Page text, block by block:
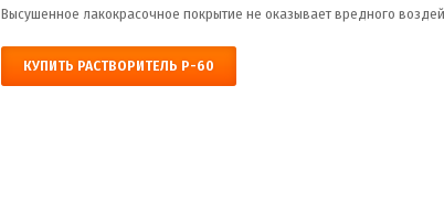
Высушенное лакокрасочное покрытие не оказывает вредного
КУПИТЬ РАСТВОРИТЕЛЬ Р-60